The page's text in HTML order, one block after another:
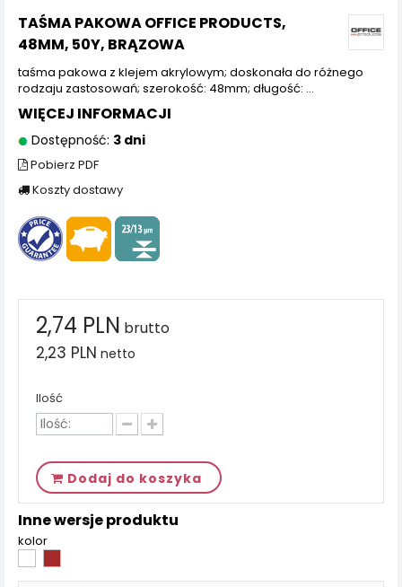
TAŚMA PAKOWA OFFICE PRODUCTS,
48MM, 50Y, BRĄZOWA
taśma pakowa z klejem akrylowym; doskonała do różnego
rodzaju zastosowań; szerokość: 48mm; długość: ...
WIĘCEJ INFORMACJI
Dostępność: 3 dni
Pobierz PDF
Koszty dostawy
2,74 PLN brutto
2,23 PLN netto
Ilość
Dodaj do koszyka
Inne wersje produktu
kolor